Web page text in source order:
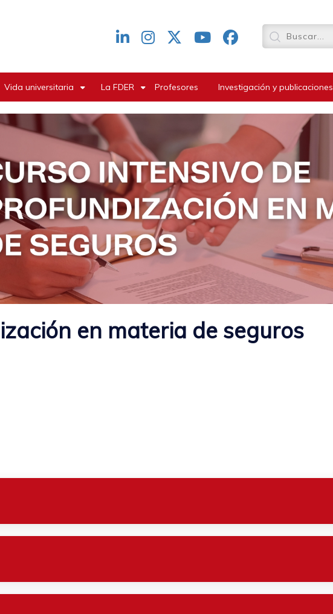
Redes
header
Vida universitaria La FDER Profesores Investigación y publicaciones
en materia de seguros